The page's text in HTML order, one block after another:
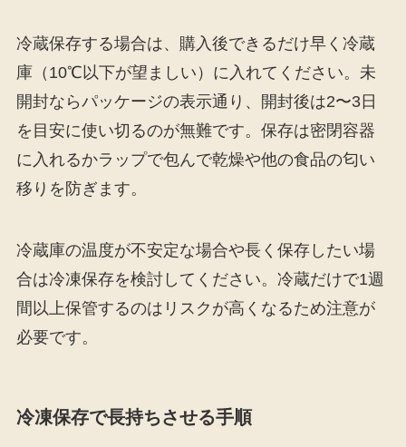
冷蔵保存する場合は、購入後できるだけ早く冷蔵
庫（10℃以下が望ましい）に入れてください。未
開封ならパッケージの表示通り、開封後は2〜3日
を目安に使い切るのが無難です。保存は密閉容器
に入れるかラップで包んで乾燥や他の食品の匂い
移りを防ぎます。
冷蔵庫の温度が不安定な場合や長く保存したい場
合は冷凍保存を検討してください。冷蔵だけで1週
間以上保管するのはリスクが高くなるため注意が
必要です。
冷凍保存で長持ちさせる手順